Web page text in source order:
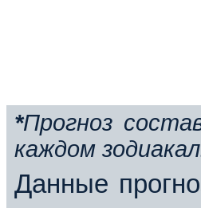
*Прогноз
каждом
Данные